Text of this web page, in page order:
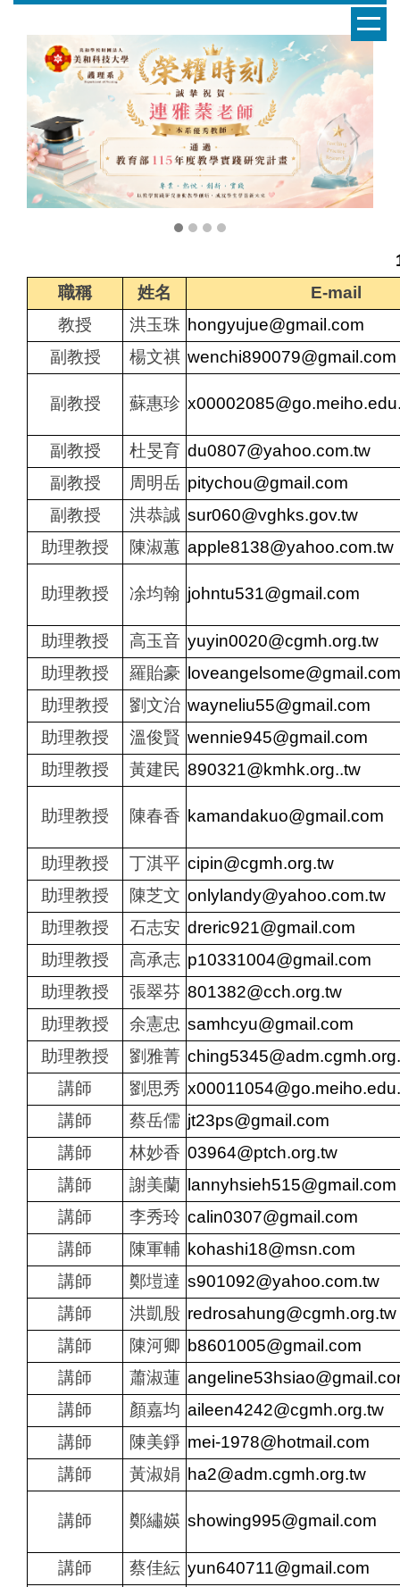
職稱
姓名
E-mail
教授
洪玉珠 hongyujue@gmail.com
副教授
楊文祺 wenchi890079@gmail.com
副教授 蘇惠珍
副教授 杜旻育 du0807@yahoo.com.tw
副教授
周明岳 pitychou@gmail.com
副教授
洪恭誠 sur060@vghks.gov.tw
助理教授
陳淑蕙 apple8138@yahoo.com.tw
助理教授 凃均翰 johntu531@gmail.com
助理教授 高玉音 yuyin0020@cgmh.org.tw
助理教授
羅貽豪
loveangelsome@gmail.com
助理教授
劉文治 wayneliu55@gmail.com
助理教授
溫俊賢 wennie945@gmail.com
助理教授
黃建民 890321@kmhk.org..tw
助理教授 陳春香 kamandakuo@gmail.com
助理教授 丁淇平 cipin@cgmh.org.tw
助理教授
陳芝文 onlylandy@yahoo.com.tw
助理教授
石志安 dreric921@gmail.com
助理教授
高承志 p10331004@gmail.com
助理教授
張翠芬 801382@cch.org.tw
助理教授
余憲忠 samhcyu@gmail.com
助理教授
劉雅菁
講師
劉思秀
講師
蔡岳儒 jt23ps@gmail.com
講師
林妙香 03964@ptch.org.tw
講師
謝美蘭 lannyhsieh515@gmail.com
講師
李秀玲 calin0307@gmail.com
講師
陳軍輔 kohashi18@msn.com
講師
鄭塏達 s901092@yahoo.com.tw
講師
洪凱殷 redrosahung@cgmh.org.tw
講師
陳河卿 b8601005@gmail.com
講師
蕭淑蓮
講師
顏嘉均 aileen4242@cgmh.org.tw
講師
陳美錚 mei-1978@hotmail.com
講師
黃淑娟 ha2@adm.cgmh.org.tw
講師 鄭繡媖 showing995@gmail.com
講師 蔡佳紜 yun640711@gmail.com